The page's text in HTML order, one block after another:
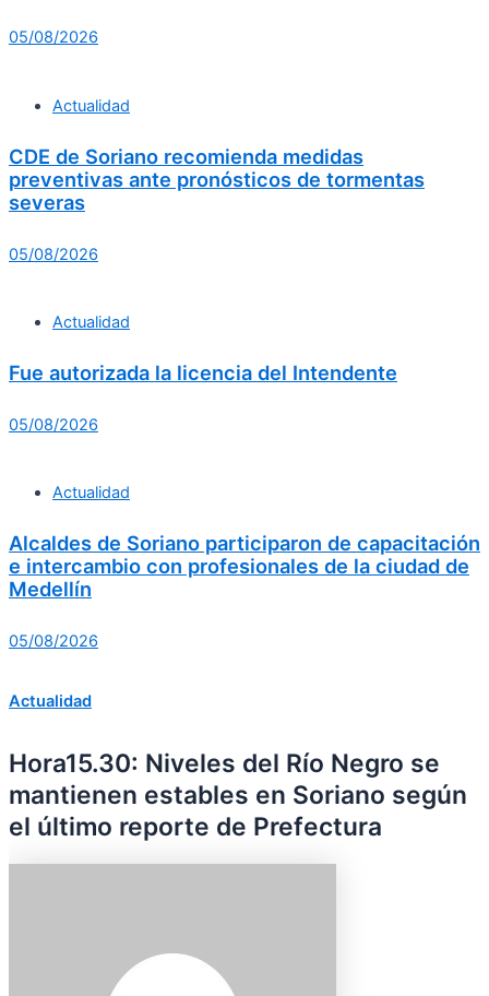
05/08/2026
Actualidad
CDE de Soriano recomienda medidas
preventivas ante pronósticos de tormentas
severas
05/08/2026
Actualidad
Fue autorizada la licencia del Intendente
05/08/2026
Actualidad
Alcaldes de Soriano participaron de capacitación
e intercambio con profesionales de la ciudad de
Medellín
05/08/2026
Actualidad
Hora15.30: Niveles del Río Negro se
mantienen estables en Soriano según
el último reporte de Prefectura